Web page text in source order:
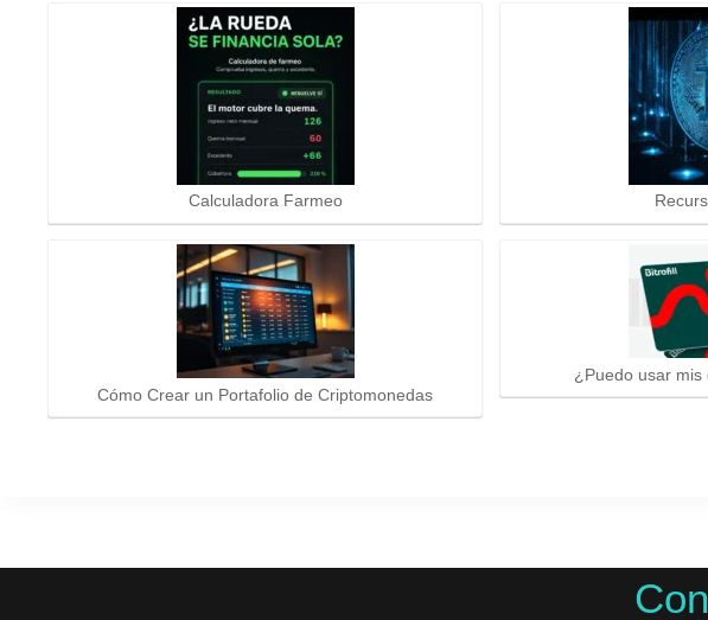
Calculadora Farmeo
Cómo Crear un Portafolio de Criptomonedas
¿Puedo usar mis